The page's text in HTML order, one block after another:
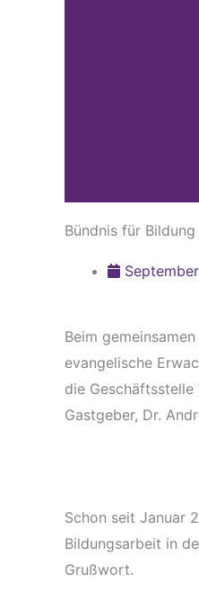
Bündnis für
Beim
evangelische
die
Gastgeber, Dr.
Schon seit Januar
Bildungsarbeit in
Grußwort.